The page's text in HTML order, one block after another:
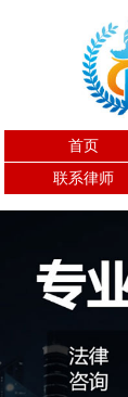
首页
联系律师